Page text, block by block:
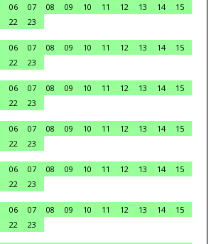
06 07 08 09 10 11 12 13 14
15
22
23
06 07 08 09 10 11 12 13 14
15
22
23
06 07 08 09 10 11 12 13 14
15
22
23
06 07 08 09 10 11 12 13 14
15
22
23
06 07 08 09 10 11 12 13 14
15
22
23
06 07 08 09 10 11 12 13 14
15
22
23